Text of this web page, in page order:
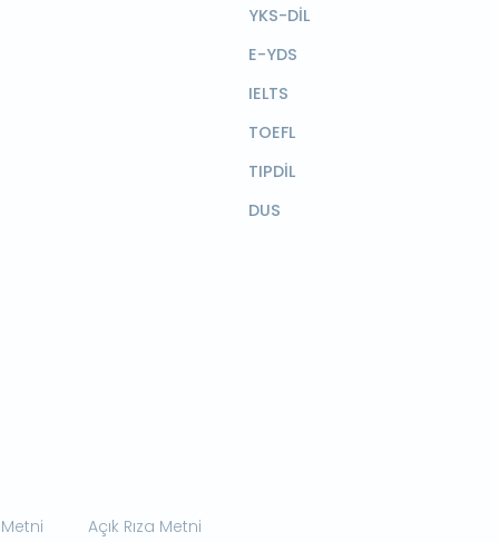
YKS-DİL
E-YDS
IELTS
TOEFL
TIPDİL
DUS
Açık Rıza Metni